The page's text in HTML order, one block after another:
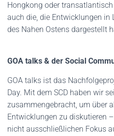
Hongkong oder
auch die, die Entwicklungen in
des Nahen Ostens dargestellt
GOA talks & der Social
GOA talks ist das
Day. Mit dem SCD haben wir
zusammengebracht, um über
Entwicklungen zu diskutieren
nicht ausschließlichen Fokus